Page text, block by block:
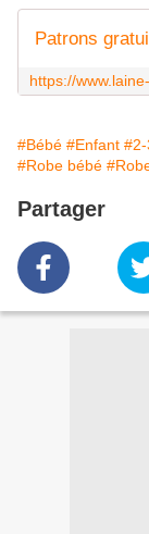
Patrons
#Bébé #Enfant
#Robe bébé
Partager